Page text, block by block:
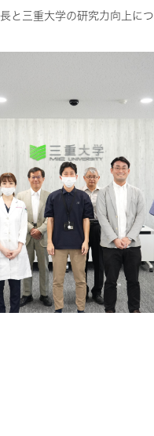
と三重大学の研究力向上に